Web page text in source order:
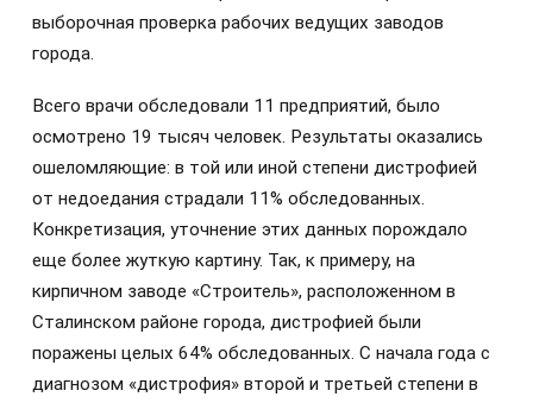
выборочная проверка рабочих ведущих заводов
города.
Всего врачи обследовали 11 предприятий, было
осмотрено 19 тысяч человек. Результаты оказались
ошеломляющие: в той или иной степени дистрофией
от недоедания страдали 11% обследованных.
Конкретизация, уточнение этих данных порождало
еще более жуткую картину. Так, к примеру, на
кирпичном заводе «Строитель», расположенном в
Сталинском районе города, дистрофией были
поражены целых 64% обследованных. С начала года с
диагнозом «дистрофия» второй и третьей степени в